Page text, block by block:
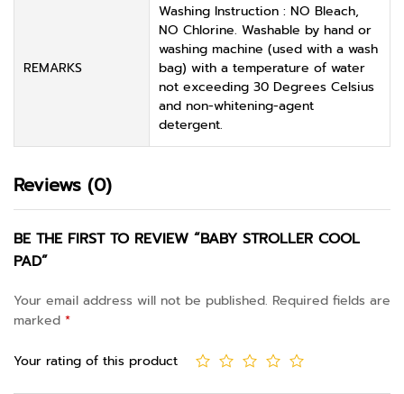
REMARKS
Washing Instruction : NO Bleach,
NO Chlorine. Washable by hand or
washing machine (used with a wash
bag) with a temperature of water
not exceeding 30 Degrees Celsius
and non-whitening-agent
detergent.
Reviews (0)
BE THE FIRST TO REVIEW “BABY STROLLER COOL
PAD”
Your email address will not be published. Required fields are
marked *
Your rating of this product